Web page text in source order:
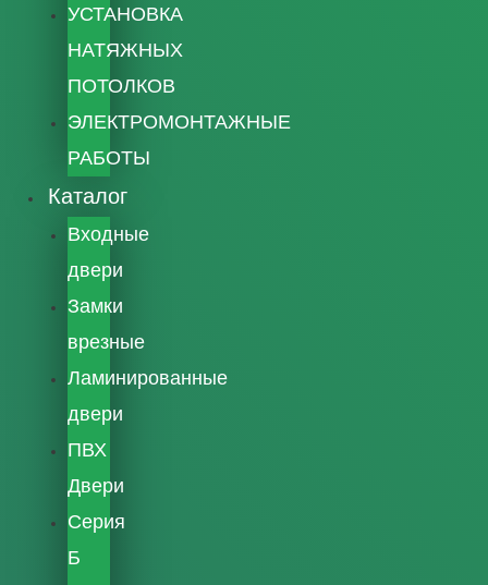
УСТАНОВКА
НАТЯЖНЫХ
ПОТОЛКОВ
ЭЛЕКТРОМОНТАЖНЫЕ
РАБОТЫ
Каталог
Входные
двери
Замки
врезные
Ламинированные
двери
ПВХ
Двери
Серия
Б